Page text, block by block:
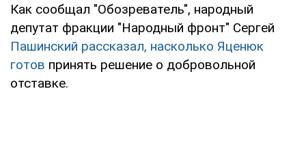
Как сообщал "Обозреватель", народный
депутат фракции "Народный фронт" Сергей
Пашинский рассказал, насколько Яценюк
готов принять решение о добровольной
отставке.